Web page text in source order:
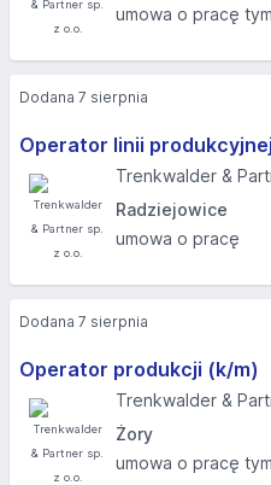
umowa o pracę
Operator linii
Trenkwalder &
Radziejowice
umowa o pracę
Dodana 7 sierpnia
Operator produkcji (k/m)
Trenkwalder &
Żory
umowa o pracę
Dodana 7 sierpnia